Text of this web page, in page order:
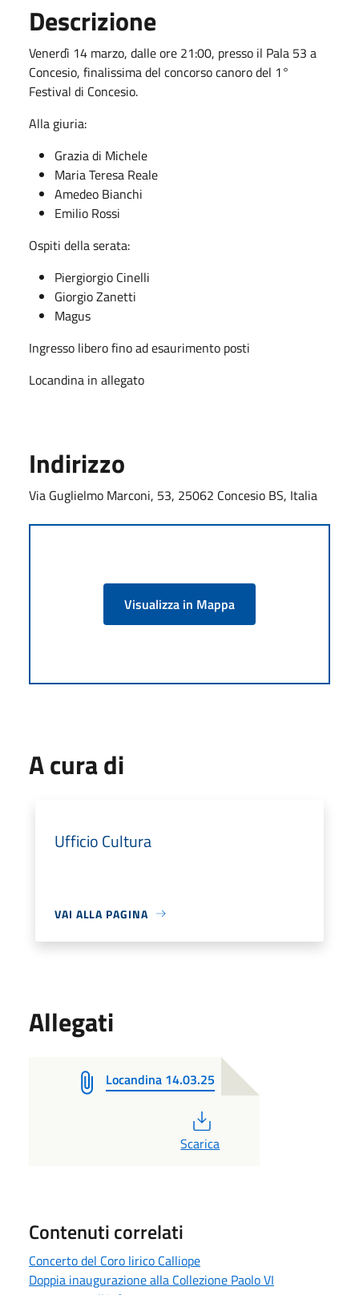
Descrizione
Venerdì 14 marzo, dalle ore 21:00, presso il Pala 53 a
Concesio, finalissima del concorso canoro del 1°
Festival di Concesio.
Alla giuria:
Grazia di Michele
Maria Teresa Reale
Amedeo Bianchi
Emilio Rossi
Ospiti della serata:
Piergiorgio Cinelli
Giorgio Zanetti
Magus
Ingresso libero fino ad esaurimento posti
Locandina in allegato
Indirizzo
Via Guglielmo Marconi, 53, 25062 Concesio BS, Italia
Visualizza in Mappa
A cura di
Ufficio Cultura
VAI ALLA PAGINA
Allegati
Locandina 14.03.25
Scarica
Contenuti correlati
Concerto del Coro lirico Calliope
Doppia inaugurazione alla Collezione Paolo VI